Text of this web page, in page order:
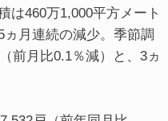
は460万1,000平方メート
月連続の減少。季節調
前月比0.1％減）と、3ヵ